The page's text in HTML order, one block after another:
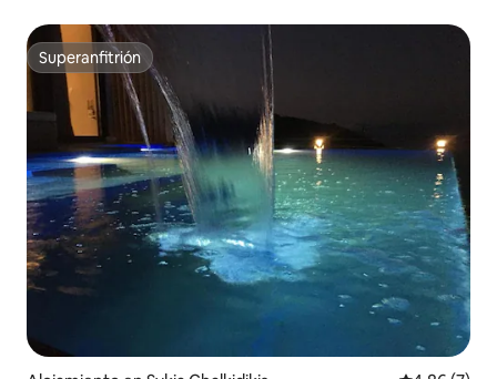
Superanfitrión
Superanfitrión